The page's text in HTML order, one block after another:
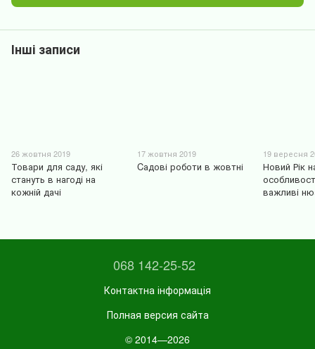
Інші записи
26 жовтня 2019
Товари для саду, які
стануть в нагоді на
кожній дачі
17 жовтня 2019
Cадові роботи в жовтні
19 вересня
Новий Рік
важливі
068 142-25-52
Контактна інформація
Полная версия сайта
© 2014—2026